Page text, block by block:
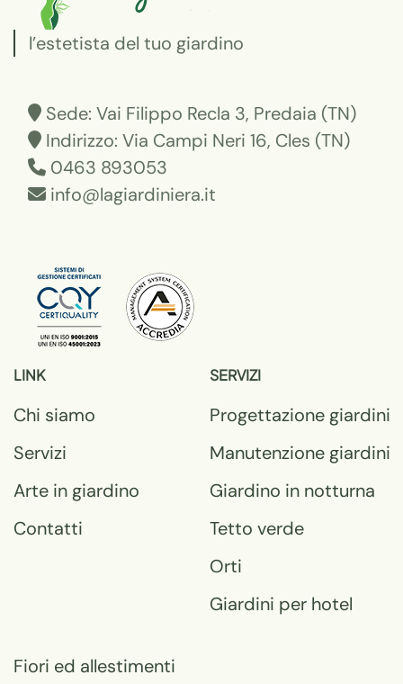
l’estetista del tuo giardino
Sede: Vai Filippo Recla 3, Predaia (TN)
Indirizzo: Via Campi Neri 16, Cles (TN)
0463 893053
info@lagiardiniera.it
LINK
Chi siamo
Servizi
Arte in giardino
Contatti
SERVIZI
Progettazione giardini
Manutenzione giardini
Giardino in notturna
Tetto verde
Orti
Giardini per hotel
Fiori ed allestimenti